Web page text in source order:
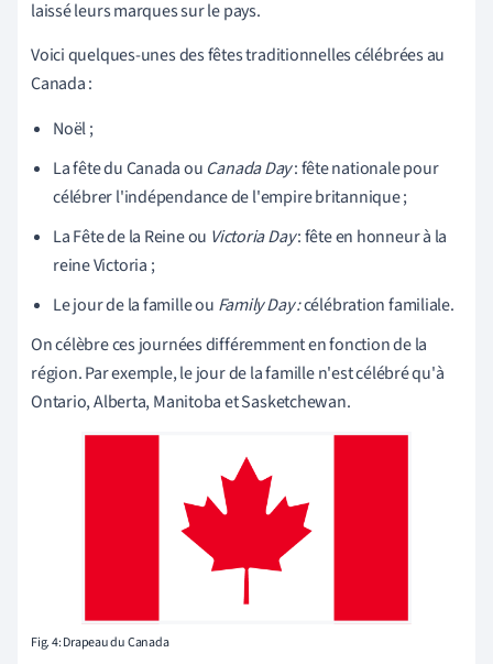
laissé leurs marques sur le pays.
Voici quelques-unes des fêtes traditionnelles célébrées au
Canada :
Noël ;
La fête du Canada ou Canada Day: fête nationale pour
célébrer l'indépendance de l'empire britannique ;
La Fête de la Reine ou Victoria Day: fête en honneur à la
reine Victoria ;
Le jour de la famille ou Family Day :célébration familiale.
On célèbre ces journées différemment en fonction de la
région. Par exemple, le jour de la famille n'est célébré qu'à
Ontario, Alberta, Manitoba et Sasketchewan.
Fig. 4: Drapeau du Canada